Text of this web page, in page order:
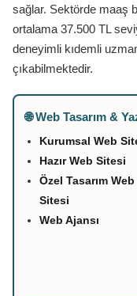
sağlar. Sektörde maaş
ortalama 37.500 TL
deneyimli kıdemli
çıkabilmektedir.
🌐 Web Tasarım &
Kurumsal Web
Hazır Web Sitesi
Özel Tasarım Web
Sitesi
Web Ajansı